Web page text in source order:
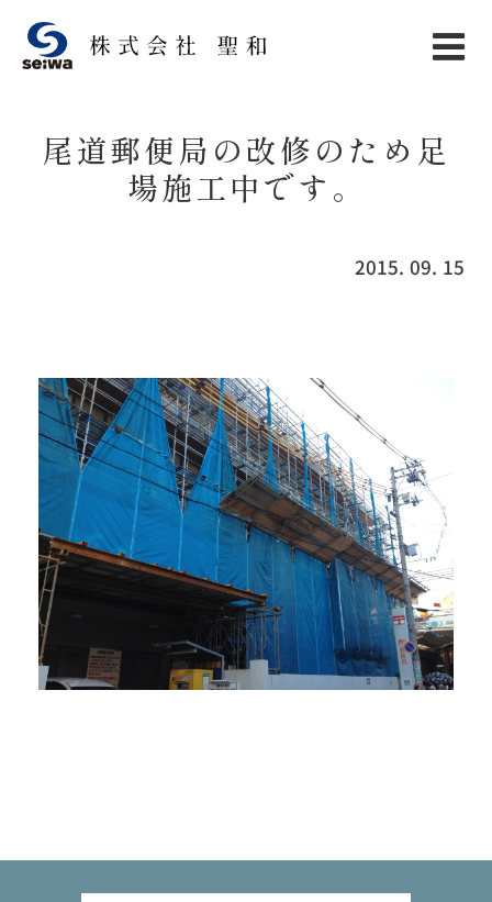
Skip
尾道郵便局の改修のため足
場施工中です。
2015. 09. 15